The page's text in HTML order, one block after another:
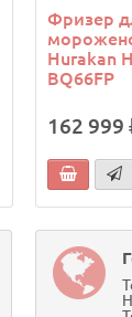
Фризер
Hurakan
BQ66FP
162 999